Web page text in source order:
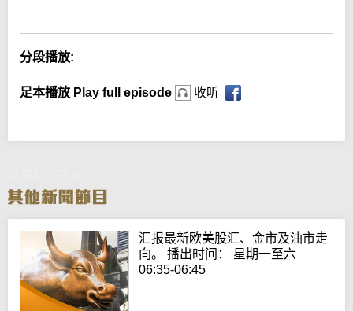
分段播放:
足本播放 Play full episode 收听
汇报最新欧美股汇、金市及油市走
向。 播出时间： 星期一至六
06:35-06:45